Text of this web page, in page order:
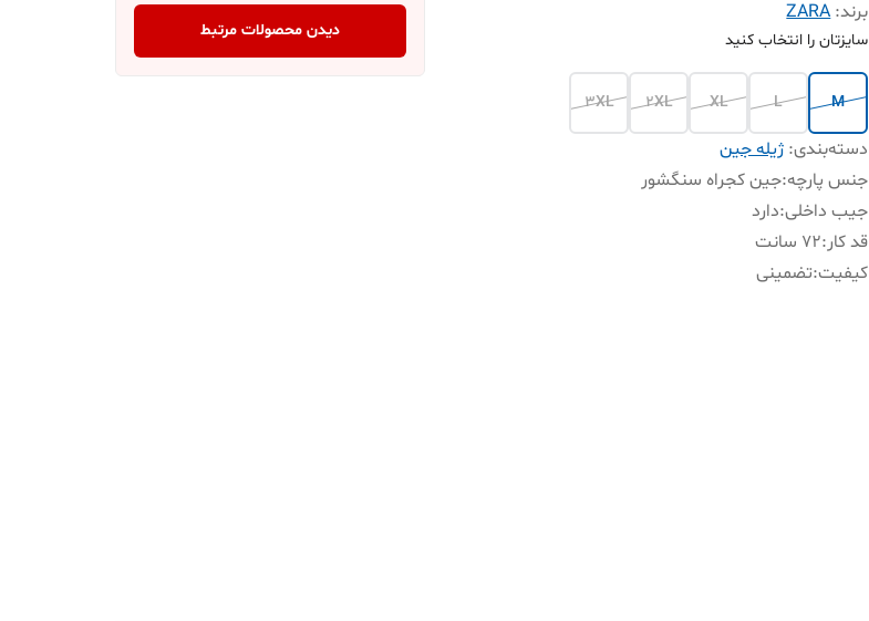
برند: ZARA
سایزتان را انتخاب کنید
M
L
XL
2XL
3XL
دسته‌بندی: ژیله جین
جنس پارچه:جین کجراه سنگشور
جیب داخلی:دارد
قد کار:۷۲ سانت
کیفیت:تضمینی
دیدن محصولات مرتبط